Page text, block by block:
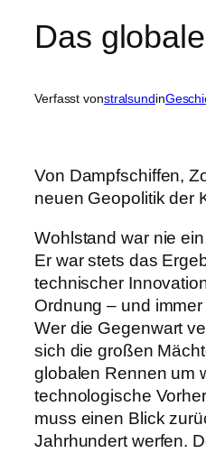
Das
Verfasst vonstralsundin
Von Dampfschiffen,
neuen Geopolitik der
Wohlstand war nie
Er war stets das
technischer
Ordnung – und
Wer die Gegenwart
sich die großen
globalen Rennen um
technologische
muss einen Blick
Jahrhundert werfen.